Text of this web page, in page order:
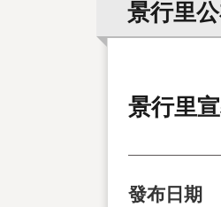
景行里
景行里
發布日期